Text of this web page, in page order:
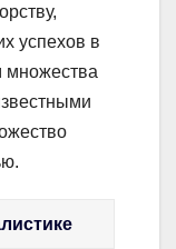
успехов в
множества